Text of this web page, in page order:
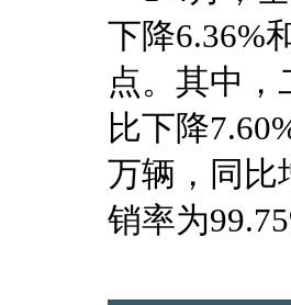
下降6.36%
点。其中，
比下降
万辆，同比
销率为